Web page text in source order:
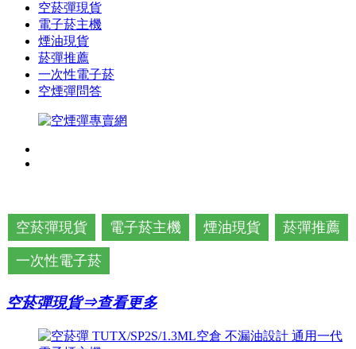
空菸彈現貨
電子菸主機
煙油現貨
菸彈推薦
一次性電子菸
空煙彈問答
空菸彈現貨 電子菸主機 煙油現貨 菸彈推薦
一次性電子菸
空菸彈現貨⇒查看更多